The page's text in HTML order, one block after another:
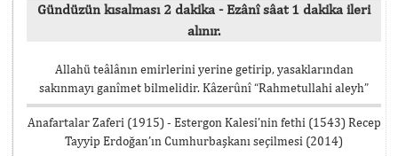
Gündüzün kısalması 2 dakika - Ezânî sâat 1 dakika ileri
alınır.
Allahü teâlânın emirlerini yerine getirip, yasaklarından
sakınmayı ganîmet bilmelidir. Kâzerûnî “Rahmetullahi aleyh”
Anafartalar Zaferi (1915) - Estergon Kalesi’nin fethi (1543) Recep
Tayyip Erdoğan’ın Cumhurbaşkanı seçilmesi (2014)